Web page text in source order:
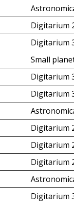
Digitarium
Digitarium
Small
Digitarium
Digitarium
Digitarium
Digitarium
Digitarium
Digitarium